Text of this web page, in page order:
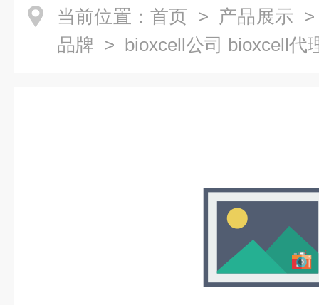
当前位置： 首页 > 产品展示
品牌 > bioxcell公司 bioxcell代